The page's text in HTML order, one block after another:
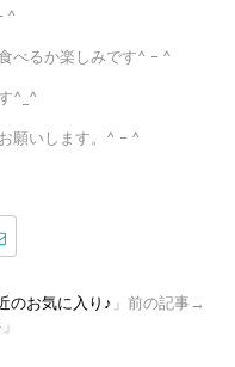
^
べるか楽しみです^ – ^
^_^
願いします。^ – ^
のお気に入り♪ 」前の記事→
」